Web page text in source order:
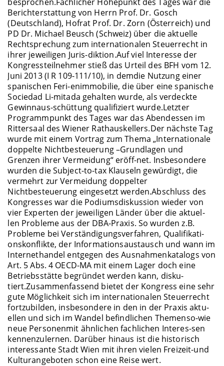
Berichterstattung von Herrn Prof. Dr. Gosch
(Deutschland), Hofrat Prof. Dr. Zorn (Österreich) und
PD Dr. Michael Beusch (Schweiz) über die aktuelle
Rechtsprechung zum internationalen Steuerrecht in
ihrer jeweiligen Juris-diktion.Auf viel Interesse der
Kongressteilnehmer stieß das Urteil des BFH vom 12.
Juni 2013 (I R 109-111/10), in demdie Nutzung einer
spanischen Feri-enimmobilie, die über eine spanische
Sociedad Li-mitada gehalten wurde, als verdeckte
Gewinnaus-schüttung qualifiziert wurde.Letzter
Programmpunkt des Tages war das Abendessen im
Rittersaal des Wiener Rathauskellers.Der nächste Tag
wurde mit einem Vortrag zum Thema „Internationale
doppelte Nichtbesteuerung –Grundlagen und
Grenzen ihrer Vermeidung“ eröff-net. Insbesondere
wurden die Subject-to-tax Klauseln gewürdigt, die
vermehrt zur Vermeidung doppelter
Nichtbesteuerung eingesetzt werden.Abschluss des
Kongresses war die Podiumsdiskussion wieder von
vier Experten der jeweiligen Länder über die aktuel-
len Probleme aus der DBA-Praxis. So wurden z.B.
Probleme bei Verständigungsverfahren, Qualifikati-
onskonflikte, der Informationsaustausch und wann im
Internethandel entgegen des Ausnahmenkatalogs von
Art. 5 Abs. 4 OECD-MA mit einem Lager doch eine
Betriebsstätte begründet werden kann, disku-
tiert.Zusammenfassend bietet der Kongress eine sehr
gute Möglichkeit sich im internationalen Steuerrecht
fortzubilden, insbesondere in den in der Praxis aktu-
ellen und sich im Wandel befindlichen Themenso-wie
neue Personenmit ähnlichen fachlichen Interes-sen
kennenzulernen. Darüber hinaus ist die historisch
interessante Stadt Wien mit ihren vielen Freizeit-und
Kulturangeboten schon eine Reise wert.